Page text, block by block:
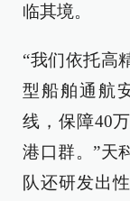
临其境。
“我们依托高
型船舶通航
线，保障40
港口群。”天
队还研发出